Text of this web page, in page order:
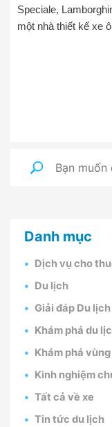
Speciale,
một nhà thiết kế xe
Danh mục
Dịch vụ cho
Du lịch
Giải đáp Du lịch
Khám phá du
Khám phá
Kinh nghiệm
Tất cả về xe
Tin tức du lịch